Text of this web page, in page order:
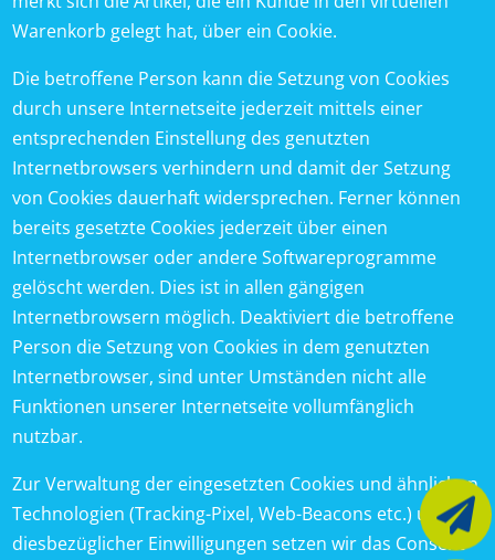

Warenkorb gelegt hat, über ein Cookie.
Die betroffene Person kann die Setzung von Cookies
durch unsere Internetseite jederzeit mittels einer
entsprechenden Einstellung des genutzten
Internetbrowsers verhindern und damit der Setzung
von Cookies dauerhaft widersprechen. Ferner können
bereits gesetzte Cookies jederzeit über einen
Internetbrowser oder andere Softwareprogramme
gelöscht werden. Dies ist in allen gängigen
Internetbrowsern möglich. Deaktiviert die betroffene
Person die Setzung von Cookies in dem genutzten
Internetbrowser, sind unter Umständen nicht alle
Funktionen unserer Internetseite vollumfänglich
nutzbar.
Zur Verwaltung der eingesetzten Cookies und ähnlichen
Technologien (Tracking-Pixel, Web-Beacons etc.) und
diesbezüglicher Einwilligungen setzen wir das Consent